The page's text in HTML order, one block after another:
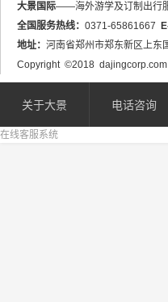
在线预定
大景国际——海外游学及订制出行
全国服务热线： 0371-65861667
地址： 河南省郑州市郑东新区上东
Copyright ©2018
关于大景 电话咨询
在线客服系统